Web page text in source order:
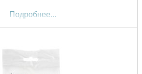
Подробнее...